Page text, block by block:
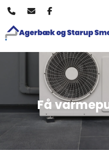
Gå
hovedindhold
Få